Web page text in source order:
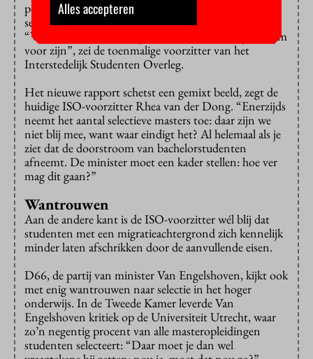
poort. In 2016 dreigden studenten alle plannen voor
selectie te blokkeren in de medezeggenschapsraden.
“We zijn misschien vroeg, maar we willen het probleem
voor zijn”, zei de toenmalige voorzitter van het
Interstedelijk Studenten Overleg.
Het nieuwe rapport schetst een gemixt beeld, zegt de
huidige ISO-voorzitter Rhea van der Dong. “Enerzijds
neemt het aantal selectieve masters toe: daar zijn we
niet blij mee, want waar eindigt het? Al helemaal als je
ziet dat de doorstroom van bachelorstudenten
afneemt. De minister moet een kader stellen: hoe ver
mag dit gaan?”
Wantrouwen
Aan de andere kant is de ISO-voorzitter wél blij dat
studenten met een migratieachtergrond zich kennelijk
minder laten afschrikken door de aanvullende eisen.
D66, de partij van minister Van Engelshoven, kijkt ook
met enig wantrouwen naar selectie in het hoger
onderwijs. In de Tweede Kamer leverde Van
Engelshoven kritiek op de Universiteit Utrecht, waar
zo’n negentig procent van alle masteropleidingen
studenten selecteert: “Daar moet je dan wel
Alles accepteren